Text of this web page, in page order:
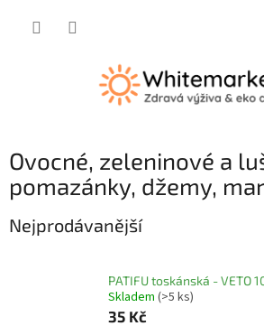
Ovocné, zeleninové a
pomazánky, džemy,
Nejprodávanější
PATIFU toskánská - VETO
Skladem (>5 ks)
35 Kč